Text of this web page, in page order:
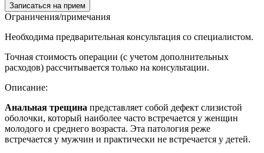
Записаться на прием
Ограничения/примечания
Необходима предварительная консультация со специалистом.
Точная стоимость операции (с учетом дополнительных
расходов) рассчитывается только на консультации.
Описание:
Анальная трещина представляет собой дефект слизистой
оболочки, который наиболее часто встречается у женщин
молодого и среднего возраста. Эта патология реже
встречается у мужчин и практически не встречается у детей.